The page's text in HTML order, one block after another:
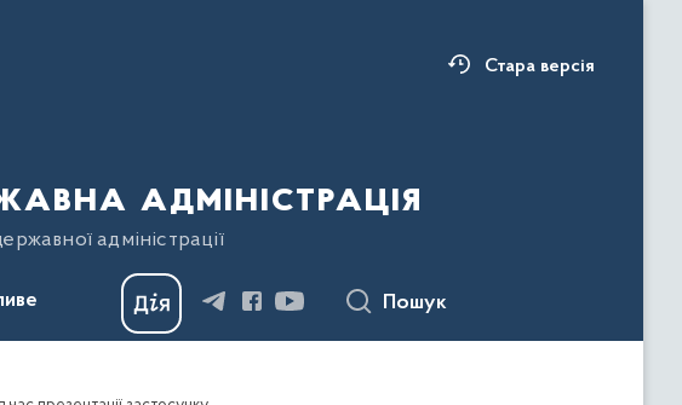
Стара версія
адміністрація
адміністрації
Пошук